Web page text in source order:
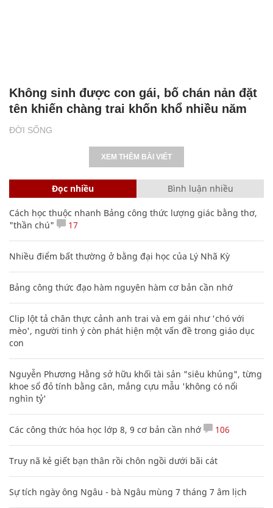
ĐỜI SỐNG
Không sinh được con gái, bố chán nản đặt
tên khiến chàng trai khốn khổ nhiều năm
XEM THÊM BÀI VIẾT
Đọc nhiều Bình luận nhiều
Cách học thuộc nhanh Bảng công thức lượng giác bằng thơ,
"thần chú"
17
Nhiều điểm bất thường ở bằng đại học của Lý Nhã Kỳ
Bảng công thức đạo hàm nguyên hàm cơ bản cần nhớ
Clip lột tả chân thực cảnh anh trai và em gái như 'chó với
mèo', người tinh ý còn phát hiện một vấn đề trong giáo dục
con
Nguyễn Phương Hằng sở hữu khối tài sản "siêu khủng", từng
khoe sổ đỏ tính bằng cân, mắng cựu mẫu 'không có nổi
nghìn tỷ'
Các công thức hóa học lớp 8, 9 cơ bản cần nhớ 106
Truy nã kẻ giết bạn thân rồi chôn ngồi dưới bãi cát
Sự tích ngày ông Ngâu - bà Ngâu mùng 7 tháng 7 âm lịch